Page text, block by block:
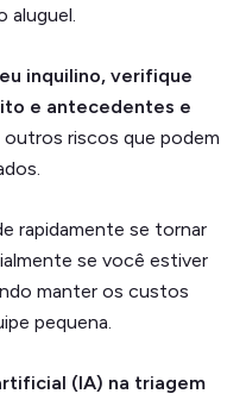
aluguel.
inquilino, verifique
e antecedentes e
outros riscos que podem
rapidamente se tornar
se você estiver
manter os custos
pequena.
(IA) na triagem